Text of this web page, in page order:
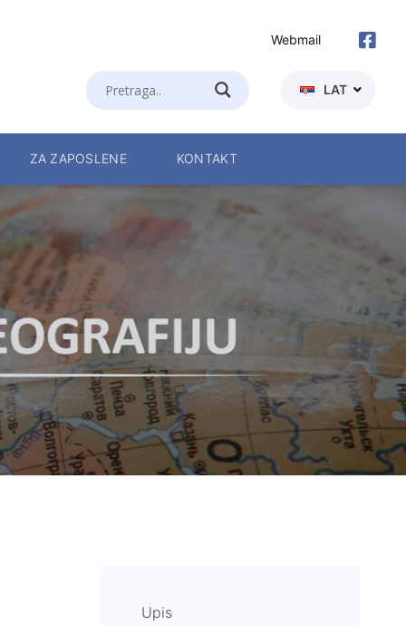
Webmail
LAT
ZA ZAPOSLENE KONTAKT
Upis